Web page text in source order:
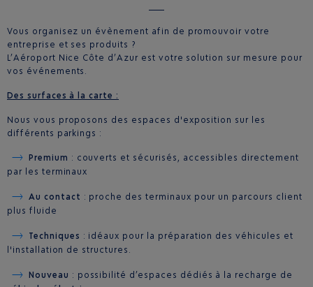
Vous organisez un évènement afin de promouvoir votre
entreprise et ses produits ?
L’Aéroport Nice Côte d’Azur est votre solution sur mesure pour
vos événements.
Des surfaces à la carte :
Nous vous proposons des espaces d'exposition sur les
différents parkings :
Premium : couverts et sécurisés, accessibles directement
par les terminaux
Au contact : proche des terminaux pour un parcours client
plus fluide
Techniques : idéaux pour la préparation des véhicules et
l'installation de structures.
Nouveau : possibilité d’espaces dédiés à la recharge de